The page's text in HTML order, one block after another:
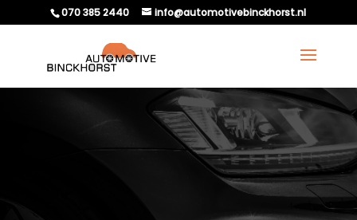
070 385 2440 info@automotivebinckhorst.nl
APK ELEKTRISCHE AUTO
BIJ AUTOMOTIVE